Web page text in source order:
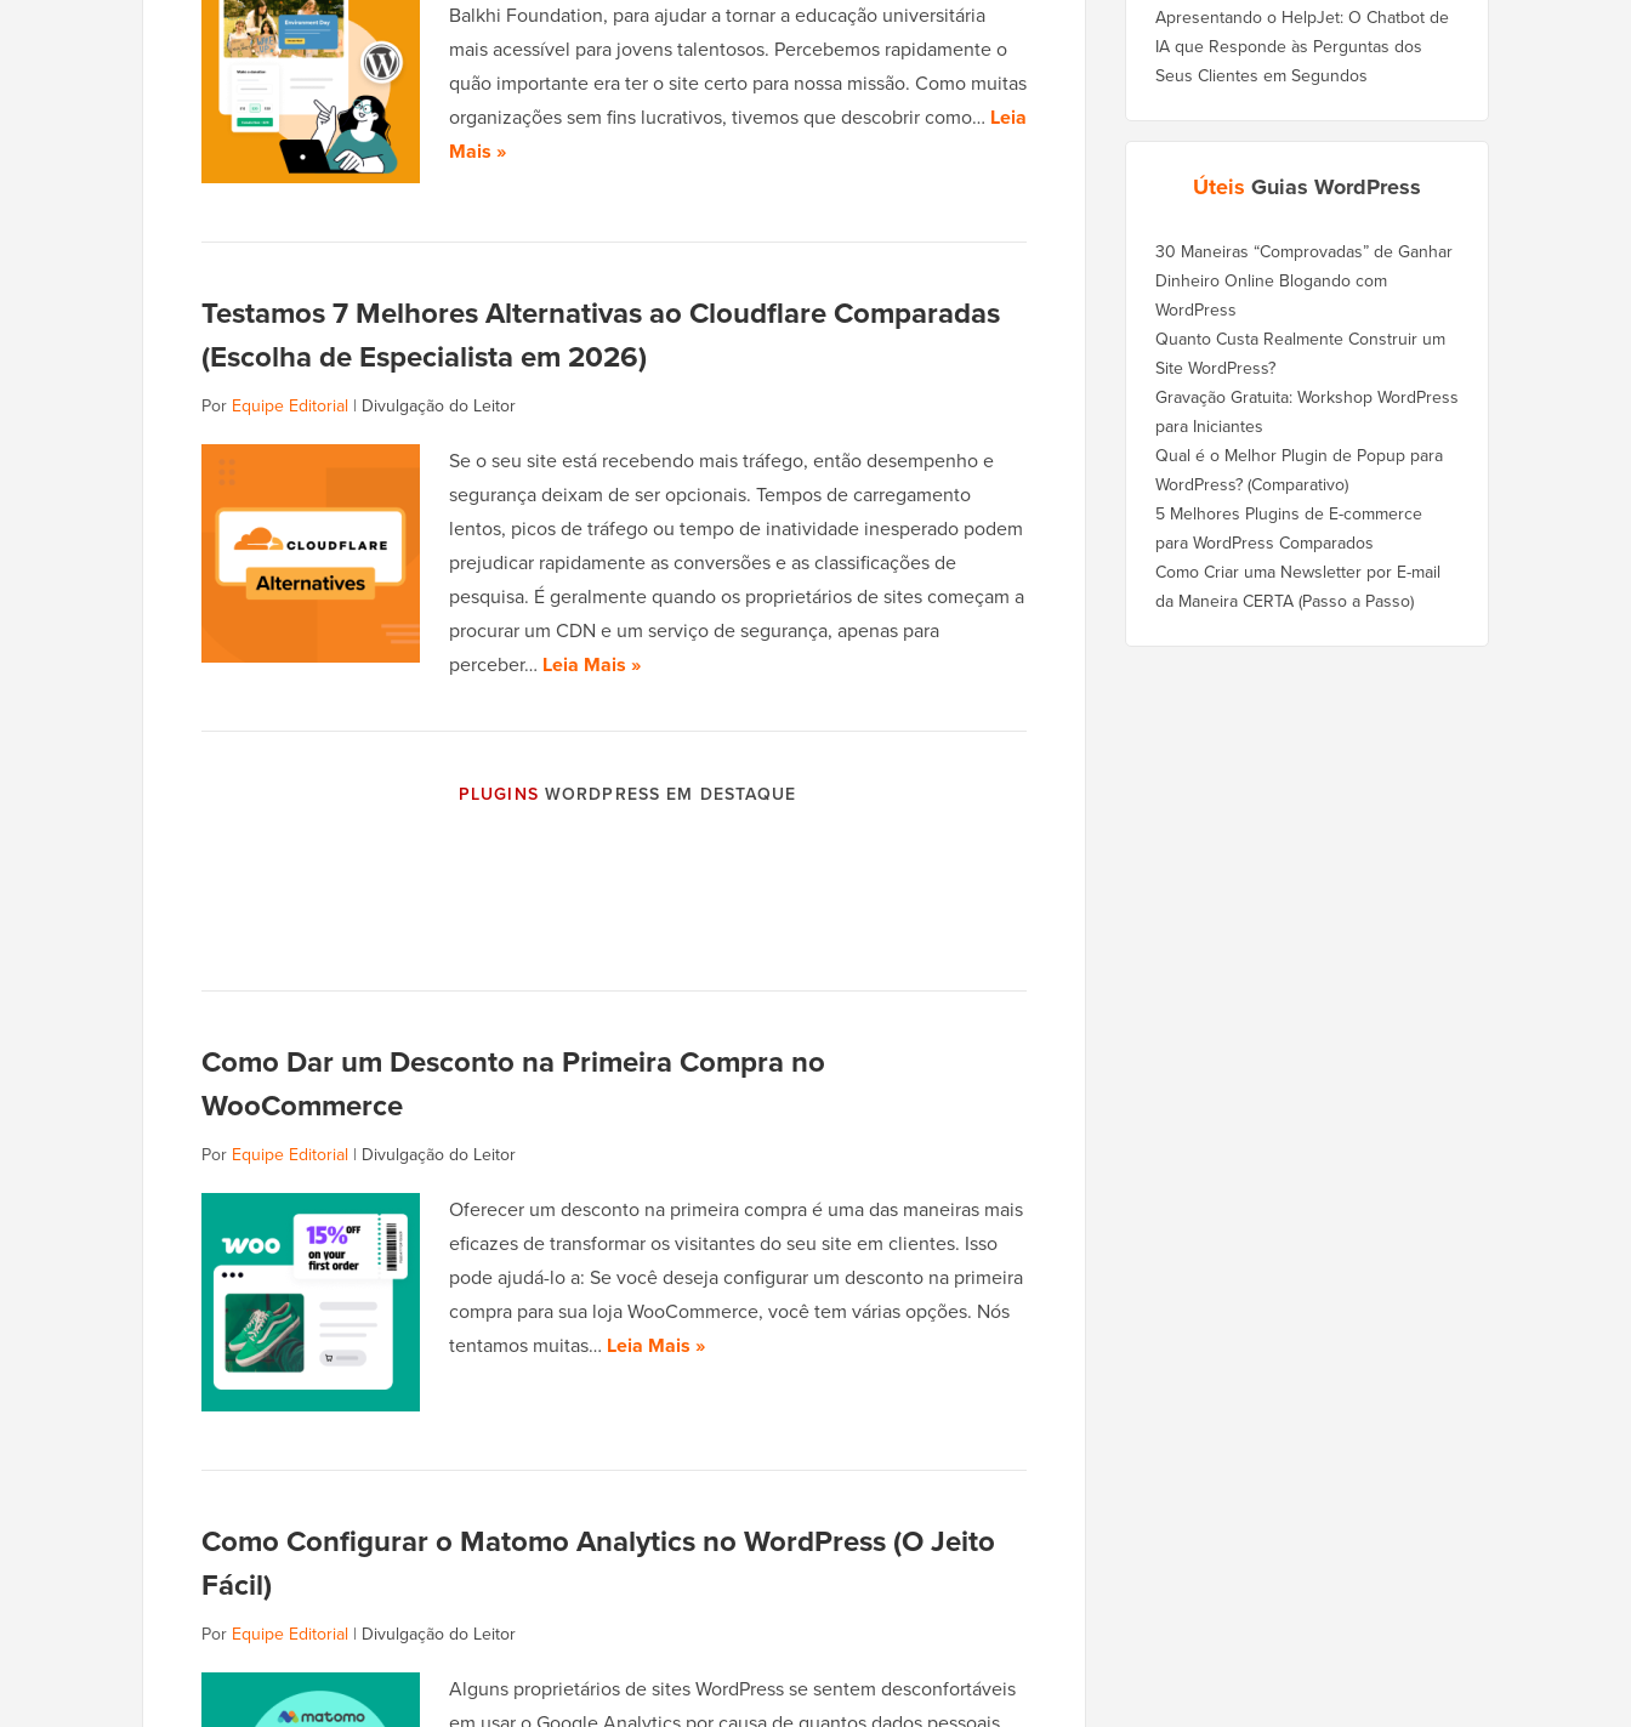
Balkhi Foundation, para ajudar a tornar a educação universitária
mais acessível para jovens talentosos. Percebemos rapidamente o
quão importante era ter o site certo para nossa missão. Como muitas
organizações sem fins lucrativos, tivemos que descobrir como… Leia
Mais »
Testamos 7 Melhores Alternativas ao Cloudflare Comparadas
(Escolha de Especialista em 2026)
Por Equipe Editorial | Divulgação do Leitor
Se o seu site está recebendo mais tráfego, então desempenho e
segurança deixam de ser opcionais. Tempos de carregamento
lentos, picos de tráfego ou tempo de inatividade inesperado podem
prejudicar rapidamente as conversões e as classificações de
pesquisa. É geralmente quando os proprietários de sites começam a
procurar um CDN e um serviço de segurança, apenas para
perceber… Leia Mais »
PLUGINS WORDPRESS EM DESTAQUE
Como Dar um Desconto na Primeira Compra no
WooCommerce
Por Equipe Editorial | Divulgação do Leitor
Oferecer um desconto na primeira compra é uma das maneiras mais
eficazes de transformar os visitantes do seu site em clientes. Isso
pode ajudá-lo a: Se você deseja configurar um desconto na primeira
compra para sua loja WooCommerce, você tem várias opções. Nós
tentamos muitas… Leia Mais »
Como Configurar o Matomo Analytics no WordPress (O Jeito
Fácil)
Por Equipe Editorial | Divulgação do Leitor
Alguns proprietários de sites WordPress se sentem desconfortáveis
Apresentando o HelpJet: O Chatbot de
IA que Responde às Perguntas dos
Seus Clientes em Segundos
Úteis Guias WordPress
30 Maneiras “Comprovadas” de Ganhar
Dinheiro Online Blogando com
WordPress
Quanto Custa Realmente Construir um
Site WordPress?
Gravação Gratuita: Workshop WordPress
para Iniciantes
Qual é o Melhor Plugin de Popup para
WordPress? (Comparativo)
5 Melhores Plugins de E-commerce
para WordPress Comparados
Como Criar uma Newsletter por E-mail
da Maneira CERTA (Passo a Passo)